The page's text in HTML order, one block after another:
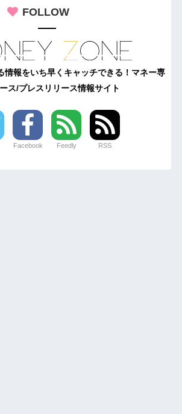
FOLLOW
情報をいち早くキャッチできる！マネー専
ス/プレスリリース情報サイト
Facebook Feedly RSS